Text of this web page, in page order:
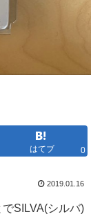
はてブ 0
2019.01.16
SILVA(シルバ)